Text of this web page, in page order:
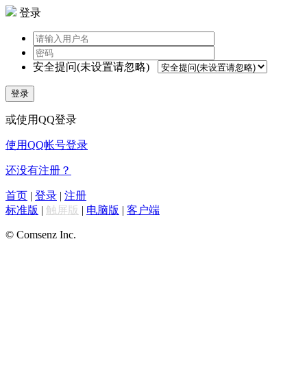
登录
安全提问(未设置请忽略)
登录
或使用QQ登录
使用QQ帐号登录
还没有注册？
首页 | 登录 | 注册
标准版 | 触屏版 | 电脑版 | 客户端
© Comsenz Inc.